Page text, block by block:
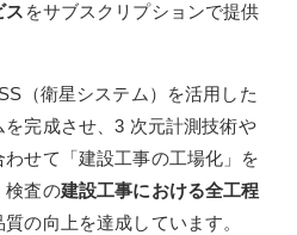
ス をサブスクリプションで提供
（衛星システム）を活用した
完成させ、3 次元計測技術や
せて「建設工事の工場化」を
検査の建設工事における全工程
の向上を達成しています。